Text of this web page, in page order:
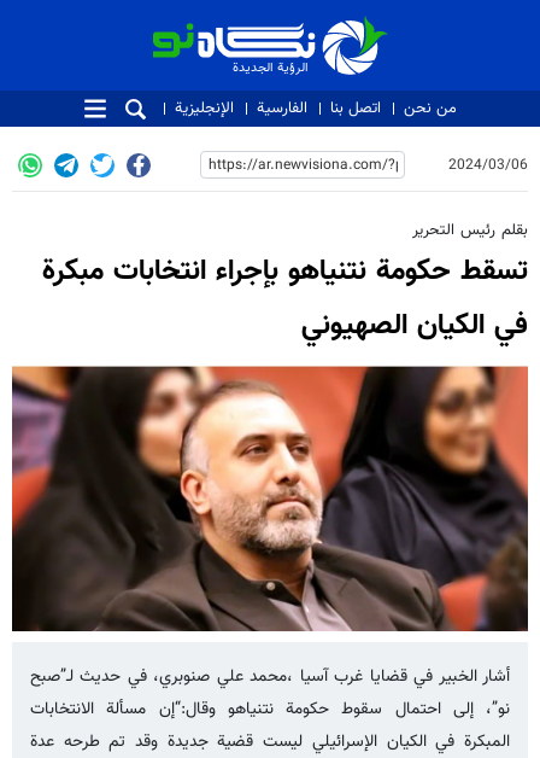
الرؤية الجديدة
الرؤية الجديدة
من نحن اتصل بنا الفارسية الإنجليزية
2024/03/06
بقلم رئيس التحرير
تسقط حكومة نتنياهو بإجراء انتخابات مبكرة
في الکیان الصهيوني
أشار الخبير في قضايا غرب آسيا ،محمد علي صنوبري، في حديث لـ”صبح
نو”، إلى احتمال سقوط حكومة نتنياهو وقال:“إن مسألة الانتخابات
المبكرة في الكيان الإسرائيلي ليست قضية جديدة وقد تم طرحه عدة